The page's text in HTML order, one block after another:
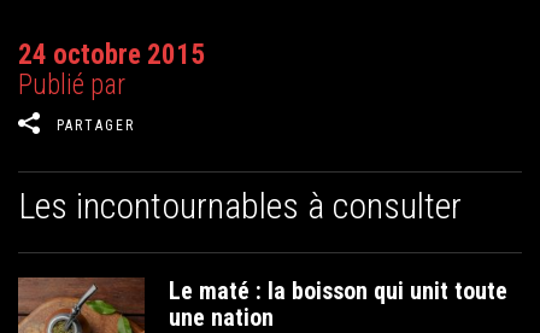
24 octobre 2015
Publié par
PARTAGER
Les incontournables à consulter
Le maté : la boisson qui unit toute
une nation